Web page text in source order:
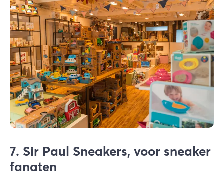
7. Sir Paul Sneakers, voor sneaker
fanaten